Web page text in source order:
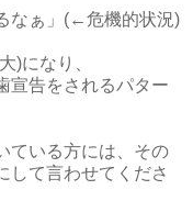
なぁ」(←危機的状況)
)になり、
宣告をされるパター
ている方には、その
して言わせてくださ